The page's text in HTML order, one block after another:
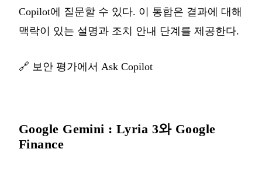
Copilot에 질문할 수 있다. 이 통합은 결과에 대해
맥락이 있는 설명과 조치 안내 단계를 제공한다.
🔗 보안 평가에서 Ask Copilot
Google Gemini : Lyria 3와 Google
Finance